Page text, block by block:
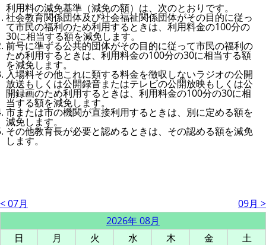
利用料の減免基準（減免の額）は、次のとおりです。
社会教育関係団体及び社会福祉関係団体がその目的に従っ
て市民の福利のため利用するときは、利用料金の100分の
30に相当する額を減免します。
前号に準ずる公共的団体がその目的に従って市民の福利の
ため利用するときは、利用料金の100分の30に相当する額
を減免します。
入場料その他これに類する料金を徴収しないラジオの公開
放送もしくは公開録音またはテレビの公開放映もしくは公
開録画のため利用するときは、利用料金の100分の30に相
当する額を減免します。
市または市の機関が直接利用するときは、別に定める額を
減免します。
その他教育長が必要と認めるときは、その認める額を減免
します。
< 07月
09月 >
2026年 08月
日
月 火 水 木 金
土